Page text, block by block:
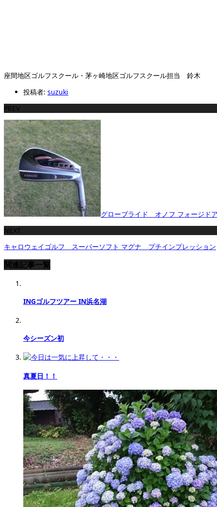
座間地区ゴルフスクール・茅ヶ崎地区ゴルフスクール担当 鈴木
投稿者: suzuki
PREV
グローブライド オノフ フォージド
NEXT
キャロウェイゴルフ スーパーソフト マグナ プチインプレッション
関連記事一覧
INGゴルフツアー IN浜名湖
今シーズン初
真夏日！！